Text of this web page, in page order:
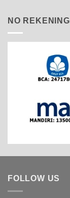
NO REKENING
FOLLOW US